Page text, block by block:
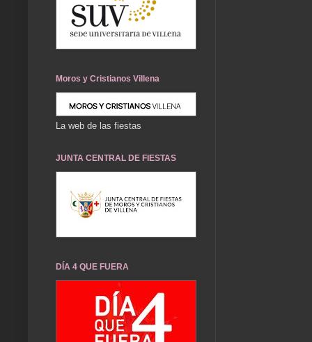
Moros y Cristianos Villena
La web de las fiestas
JUNTA CENTRAL DE FIESTAS
DÍA 4 QUE FUERA